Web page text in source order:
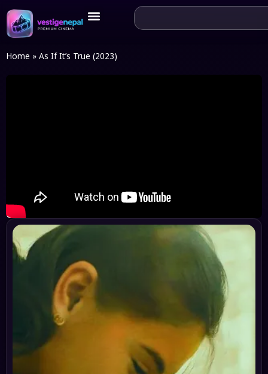
Home » As If It’s True (2023)